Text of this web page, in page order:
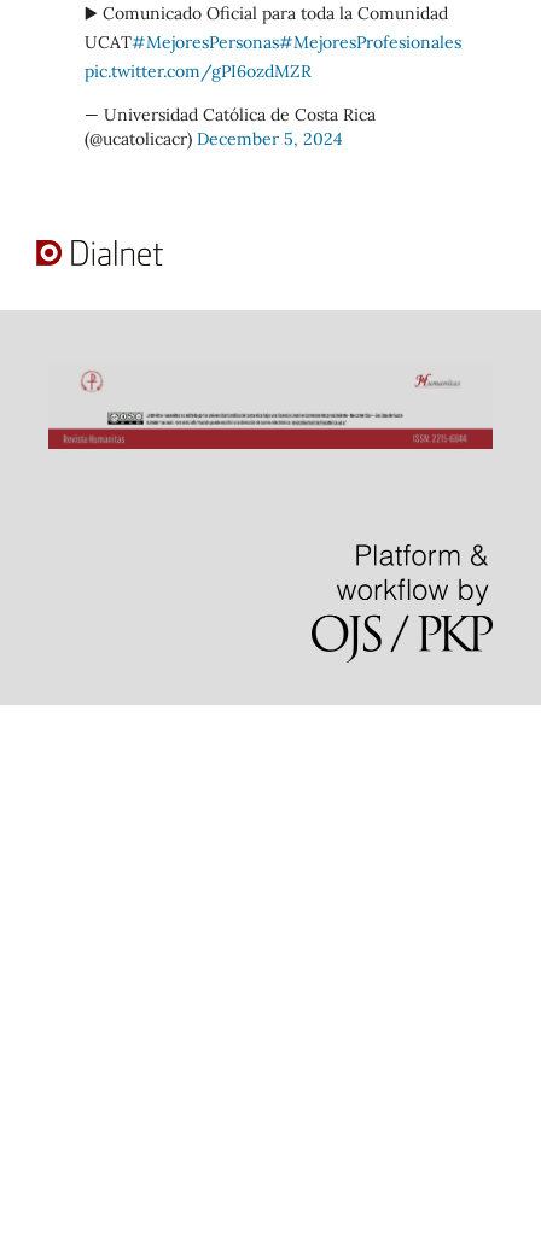
▶️ Comunicado Oficial para toda la Comunidad
UCAT#MejoresPersonas#MejoresProfesionales
pic.twitter.com/gPI6ozdMZR
— Universidad Católica de Costa Rica
(@ucatolicacr) December 5, 2024